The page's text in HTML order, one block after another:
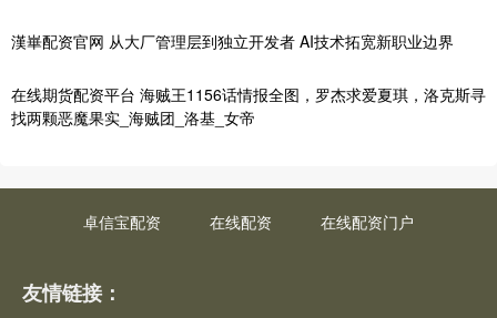
漢崋配资官网 从大厂管理层到独立开发者 AI技术拓宽新职业边界
在线期货配资平台 海贼王1156话情报全图，罗杰求爱夏琪，洛克斯寻
找两颗恶魔果实_海贼团_洛基_女帝
卓信宝配资 在线配资 在线配资门户
友情链接：